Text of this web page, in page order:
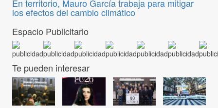
En territorio, Mauro García trabaja para mitigar
los efectos del cambio climático
Espacio Publicitario
Te pueden interesar